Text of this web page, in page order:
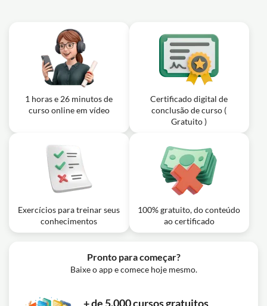
1 horas e 26 minutos de
curso online em vídeo
Certificado digital de
conclusão de curso (
Gratuito )
Exercícios para treinar seus
conhecimentos
100% gratuito, do conteúdo
ao certificado
Pronto para começar?
Baixe o app e comece hoje mesmo.
+ de 5.000 cursos gratuitos